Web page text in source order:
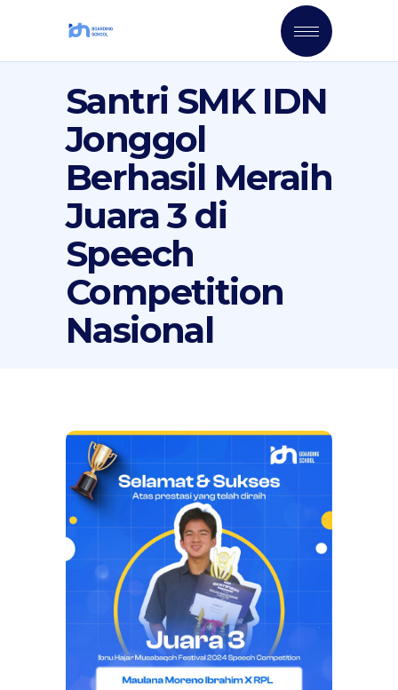
Santri SMK IDN
Jonggol
Berhasil Meraih
Juara 3 di
Speech
Competition
Nasional